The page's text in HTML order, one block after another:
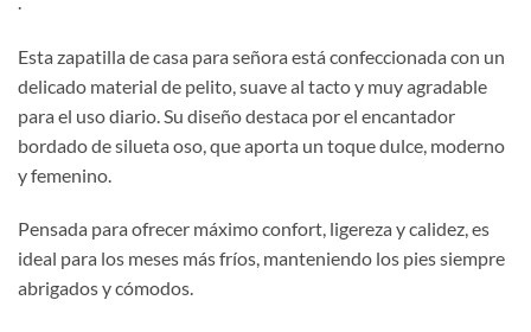
Esta zapatilla de casa para señora está confeccionada con un
delicado material de pelito, suave al tacto y muy agradable
para el uso diario. Su diseño destaca por el encantador
bordado de silueta oso, que aporta un toque dulce, moderno
y femenino.
Pensada para ofrecer máximo confort, ligereza y calidez, es
ideal para los meses más fríos, manteniendo los pies siempre
abrigados y cómodos.